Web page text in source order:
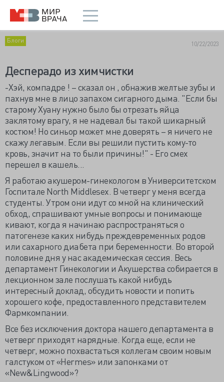
Блоги 10/22/2023
Десперадо из химчистки
-Хэй, компадре ! – сказал он , обнажив желтые зубы и
пахнув мне в лицо запахом сигарного дыма. "Если бы
старому Хуану нужно было бы отрезать яйца
заклятому врагу, я не надевал бы такой шикарный
костюм! Но синьор может мне доверять – я ничего не
скажу легавым. Если вы решили пустить кому-то
кровь, значит на то были причины!" - Его смех
перешел в кашель...
Я работаю акушером-гинекологом в Университетском
Госпитале North Middlesex. В четверг у меня всегда
студенты. Утром они идут со мной на клинический
обход, спрашивают умные вопросы и понимающе
кивают, когда я начинаю распространяться о
патогенезе каких нибудь преждевременных родов
или сахарного диабета при беременности. Во второй
половине дня у нас академическая сессия. Весь
департамент Гинекологии и Акушерства собирается в
лекционном зале послушать какой нибудь
интересный доклад, обсудить новости и попить
хорошего кофе, предоставленного представителем
Фармкомпании.
Все без исключения доктора нашего департамента в
четверг приходят нарядные. Когда еще, если не
четверг, можно похвастаться коллегам своим новым
галстуком от «Hermes» или запонками от
«New&Lingwood»?